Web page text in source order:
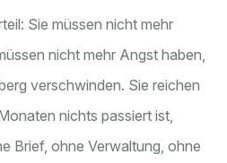
Sie müssen nicht mehr
nicht mehr Angst haben,
verschwinden. Sie reichen
nichts passiert ist,
Brief, ohne Verwaltung, ohne